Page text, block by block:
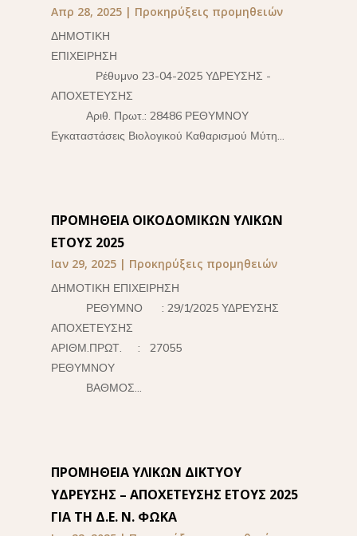
Απρ 28, 2025| Προκηρύξεις προμηθειών
ΔΗΜΟΤΙΚΗ
ΕΠΙΧΕΙΡΗΣΗ
Ρέθυμνο 23-04-2025 ΥΔΡΕΥΣΗΣ -
ΑΠΟΧΕΤΕΥΣΗΣ
Αριθ. Πρωτ.: 28486 ΡΕΘΥΜΝΟΥ
Εγκαταστάσεις Βιολογικού Καθαρισμού Μύτη...
ΠΡΟΜΗΘΕΙΑ ΟΙΚΟΔΟΜΙΚΩΝ ΥΛΙΚΩΝ
ΕΤΟΥΣ 2025
Ιαν 29, 2025| Προκηρύξεις προμηθειών
ΔΗΜΟΤΙΚΗ ΕΠΙΧΕΙΡΗΣΗ
ΡΕΘΥΜΝΟ : 29/1/2025 ΥΔΡΕΥΣΗΣ
ΑΠΟΧΕΤΕΥΣΗΣ
ΑΡΙΘΜ.ΠΡΩΤ. : 27055
ΡΕΘΥΜΝΟΥ
ΒΑΘΜΟΣ...
ΠΡΟΜΗΘΕΙΑ ΥΛΙΚΩΝ ΔΙΚΤΥΟΥ
ΥΔΡΕΥΣΗΣ – ΑΠΟΧΕΤΕΥΣΗΣ ΕΤΟΥΣ 2025
ΓΙΑ ΤΗ Δ.Ε. Ν. ΦΩΚΑ